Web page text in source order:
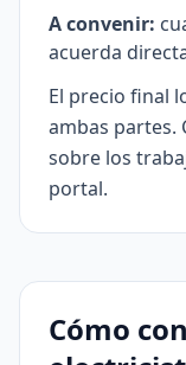
A convenir:
acuerda
El precio final
ambas partes.
sobre los
portal.
Cómo